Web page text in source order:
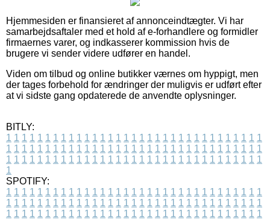
Hjemmesiden er finansieret af annonceindtægter. Vi har
samarbejdsaftaler med et hold af e-forhandlere og formidler
firmaernes varer, og indkasserer kommission hvis de
brugere vi sender videre udfører en handel.
Viden om tilbud og online butikker værnes om hyppigt, men
der tages forbehold for ændringer der muligvis er udført efter
at vi sidste gang opdaterede de anvendte oplysninger.
BITLY:
1 1 1 1 1 1 1 1 1 1 1 1 1 1 1 1 1 1 1 1 1 1 1 1 1 1 1 1 1 1 1 1 1
1 1 1 1 1 1 1 1 1 1 1 1 1 1 1 1 1 1 1 1 1 1 1 1 1 1 1 1 1 1 1 1 1
1 1 1 1 1 1 1 1 1 1 1 1 1 1 1 1 1 1 1 1 1 1 1 1 1 1 1 1 1 1 1 1 1
1
SPOTIFY:
1 1 1 1 1 1 1 1 1 1 1 1 1 1 1 1 1 1 1 1 1 1 1 1 1 1 1 1 1 1 1 1 1
1 1 1 1 1 1 1 1 1 1 1 1 1 1 1 1 1 1 1 1 1 1 1 1 1 1 1 1 1 1 1 1 1
1 1 1 1 1 1 1 1 1 1 1 1 1 1 1 1 1 1 1 1 1 1 1 1 1 1 1 1 1 1 1 1 1